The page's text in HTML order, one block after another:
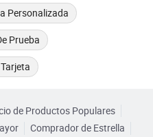
Personalizada
Prueba
de Productos Populares
Comprador de Estrella